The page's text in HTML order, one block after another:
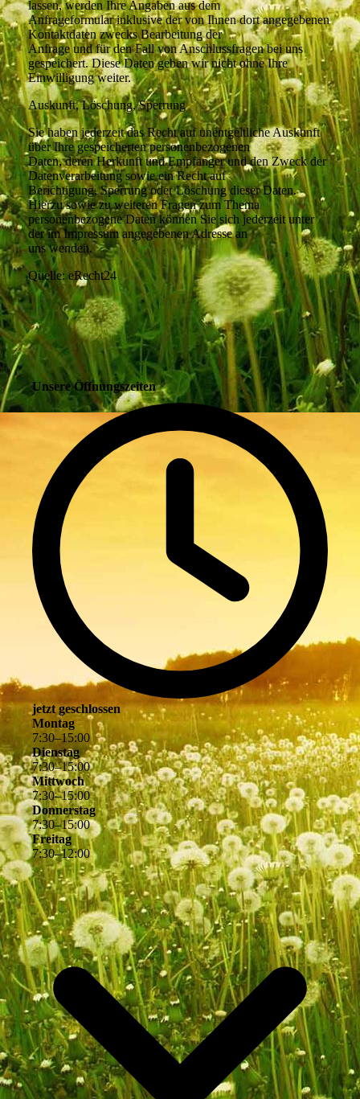
lassen, werden Ihre Angaben aus dem
Anfrageformular inklusive der von Ihnen dort angegebenen
Kontaktdaten zwecks Bearbeitung der
Anfrage und für den Fall von Anschlussfragen bei uns
gespeichert. Diese Daten geben wir nicht ohne Ihre
Einwilligung weiter.
Auskunft, Löschung, Sperrung
Sie haben jederzeit das Recht auf unentgeltliche Auskunft
über Ihre gespeicherten personenbezogenen
Daten, deren Herkunft und Empfänger und den Zweck der
Datenverarbeitung sowie ein Recht auf
Berichtigung, Sperrung oder Löschung dieser Daten.
Hierzu sowie zu weiteren Fragen zum Thema
personenbezogene Daten können Sie sich jederzeit unter
der im Impressum angegebenen Adresse an
uns wenden.
Quelle: eRecht24
Unsere Öffnungszeiten
jetzt geschlossen
Montag
7:30–15:00
Dienstag
7:30–15:00
Mittwoch
7:30–15:00
Donnerstag
7:30–15:00
Freitag
7:30–12:00